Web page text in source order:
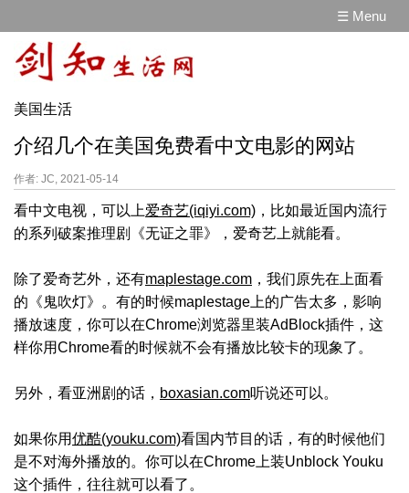
☰ Menu
美国生活
介绍几个在美国免费看中文电影的网站
作者: JC, 2021-05-14
看中文电视，可以上爱奇艺(iqiyi.com) ，比如最近国内流行
的系列破案推理剧《无证之罪》，爱奇艺上就能看。
除了爱奇艺外，还有maplestage.com ，我们原先在上面看
的《鬼吹灯》。有的时候maplestage上的广告太多，影响
播放速度，你可以在Chrome浏览器里装AdBlock插件，这
样你用Chrome看的时候就不会有播放比较卡的现象了。
另外，看亚洲剧的话， boxasian.com听说还可以。
如果你用优酷(youku.com)看国内节目的话，有的时候他们
是不对海外播放的。你可以在Chrome上装Unblock Youku
这个插件，往往就可以看了。